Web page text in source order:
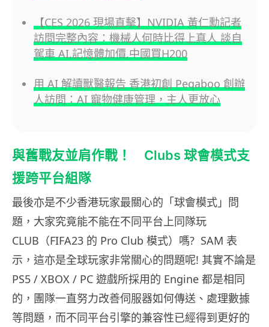
【CES 2026 現場直擊】NVIDIA 黃仁勳記者
訪問完整內容：機械人何時比得上真人 談自
駕車 AI,記憶體加價,中國買H200
用 AI 解讀獸醫報告 香港初創 Peqaboo 創辦
人訪問：AI 寵物健康管理，主人更放心
與舊戰友並肩作戰！ Clubs 球會模式支
援跨平台組隊
最後亦是不少香港玩家最關心的「球會模式」問
題，大家究竟能不能在不同平台上同隊玩
CLUB（FIFA23 的 Pro Club 模式）嗎? SAM 表
示，這亦是全球玩家非常關心的問題呢! 其實不論是
PS5 / XBOX / PC 遊戲所採用的 Engine 都是相同
的，團隊一直努力改善伺服器如何傳送、處理數據
等問題，而不同平台引擎的兼容性已經得到更好的